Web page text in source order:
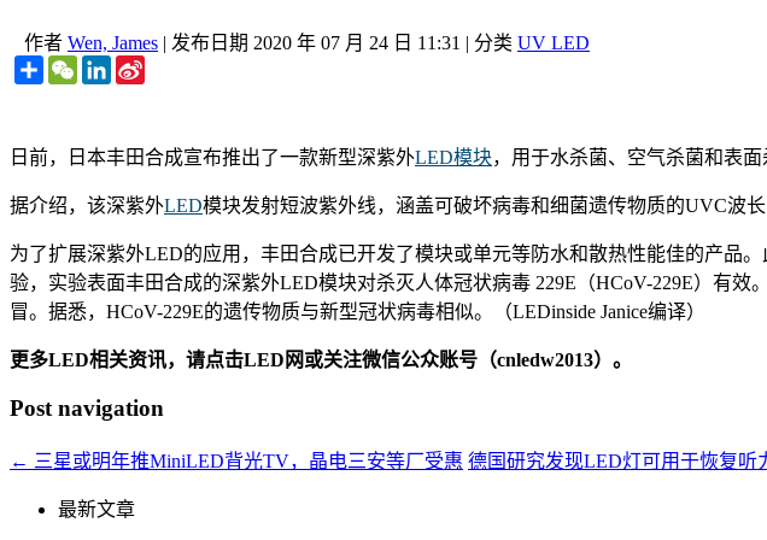
作者 Wen, James | 发布日期 2020 年 07 月 24 日 11:31 | 分类 UV LED
ShareWeChatLinkedIn
日前，日本丰田合成宣布推出了一款新型深紫外LED模块，用于水杀菌、空气杀菌和表
据介绍，该深紫外LED模块发射短波紫外线，涵盖可破坏病毒和细菌遗传物质的UVC波
为了扩展深紫外LED的应用，丰田合成已开发了模块或单元等防水和散热性能佳的产品
验，实验表面丰田合成的深紫外LED模块对杀灭人体冠状病毒 229E（HCoV-229E）有
冒。据悉，HCoV-229E的遗传物质与新型冠状病毒相似。（LEDinside Janice编译）
更多LED相关资讯，请点击LED网或关注微信公众账号（cnledw2013）。
Post navigation
← 三星或明年推MiniLED背光TV，晶电三安等厂受惠 德国研究发现LED灯可用于恢复听
最新文章